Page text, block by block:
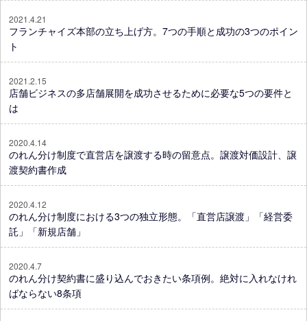
2021.4.21
フランチャイズ本部の立ち上げ方。7つの手順と成功の3つのポイン
ト
2021.2.15
店舗ビジネスの多店舗展開を成功させるために必要な5つの要件と
は
2020.4.14
のれん分け制度で直営店を譲渡する時の留意点。譲渡対価設計、譲
渡契約書作成
2020.4.12
のれん分け制度における3つの独立形態。「直営店譲渡」「経営委
託」「新規店舗」
2020.4.7
のれん分け契約書に盛り込んでおきたい条項例。絶対に入れなけれ
ばならない8条項